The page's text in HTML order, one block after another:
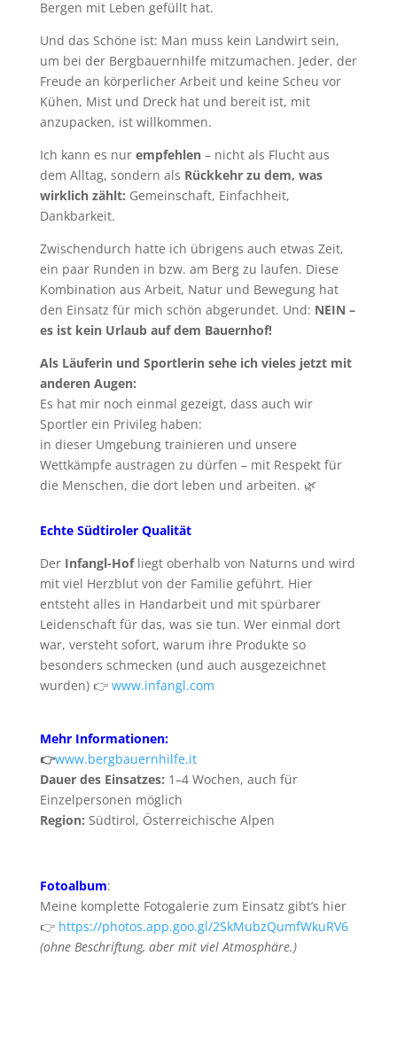
Bergen mit Leben gefüllt hat.
Und das Schöne ist: Man muss kein Landwirt sein,
um bei der Bergbauernhilfe mitzumachen. Jeder, der
Freude an körperlicher Arbeit und keine Scheu vor
Kühen, Mist und Dreck hat und bereit ist, mit
anzupacken, ist willkommen.
Ich kann es nur empfehlen– nicht als Flucht aus
dem Alltag, sondern als Rückkehr zu dem, was
wirklich zählt: Gemeinschaft, Einfachheit,
Dankbarkeit.
Zwischendurch hatte ich übrigens auch etwas Zeit,
ein paar Runden in bzw. am Berg zu laufen. Diese
Kombination aus Arbeit, Natur und Bewegung hat
den Einsatz für mich schön abgerundet. Und: NEIN –
es ist kein Urlaub auf dem Bauernhof!
Als Läuferin und Sportlerin sehe ich vieles jetzt mit
anderen Augen:
Es hat mir noch einmal gezeigt, dass auch wir
Sportler ein Privileg haben:
in dieser Umgebung trainieren und unsere
Wettkämpfe austragen zu dürfen – mit Respekt für
die Menschen, die dort leben und arbeiten. 🌿
Echte Südtiroler Qualität
Der Infangl-Hofliegt oberhalb von Naturns und wird
mit viel Herzblut von der Familie geführt. Hier
entsteht alles in Handarbeit und mit spürbarer
Leidenschaft für das, was sie tun. Wer einmal dort
war, versteht sofort, warum ihre Produkte so
besonders schmecken (und auch ausgezeichnet
wurden) 👉 www.infangl.com
Mehr Informationen:
👉www.bergbauernhilfe.it
Dauer des Einsatzes: 1–4 Wochen, auch für
Einzelpersonen möglich
Region: Südtirol, Österreichische Alpen
Fotoalbum:
Meine komplette Fotogalerie zum Einsatz gibt’s hier
👉 https://photos.app.goo.gl/2SkMubzQumfWkuRV6
(ohne Beschriftung, aber mit viel Atmosphäre.)